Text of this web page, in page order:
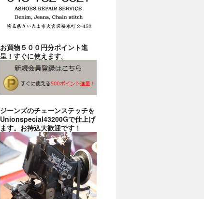
お買物５００円分ポイント進
呈！すぐに使えます。
ジーンズのチェーンステッチを
Unionspecial43200Gで仕上げ
ます。お持込大歓迎です！